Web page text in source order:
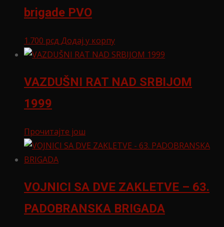
brigade PVO
1.700 рсд Додај у корпу
VAZDUŠNI RAT NAD SRBIJOM
1999
Прочитајте још
VOJNICI SA DVE ZAKLETVE – 63.
PADOBRANSKA BRIGADA